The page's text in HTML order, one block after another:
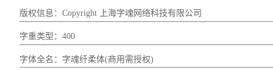
版权信息：Copyright 上海字魂网络科技有限公司
字重类型：400
字体全名：字魂纤柔体(商用需授权)